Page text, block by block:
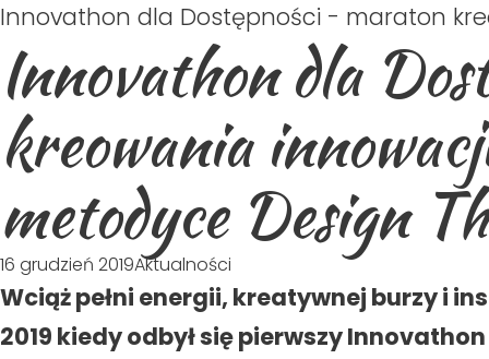
Innovathon dla Dostępności - maraton
Innovathon dla
kreowania
metodyce Design
16 grudzień 2019Aktualności
Wciąż pełni energii, kreatywnej burzy i
2019 kiedy odbył się pierwszy